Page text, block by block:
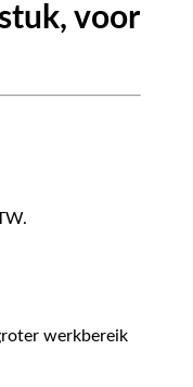
voor
werkbereik